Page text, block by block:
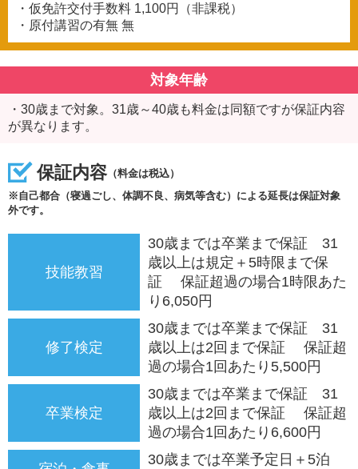
・仮免許交付手数料 1,100円（非課税）
・原付講習の有無 無
対象年齢
・30歳まで対象。31歳～40歳も料金は同額ですが保証内容
が異なります。
保証内容 （料金は税込）
※自己都合（寝過ごし、体調不良、病気等含む）による延長は保証対象
外です。
技能教習
30歳までは卒業まで保証 31
歳以上は規定＋5時限まで保
証 保証超過の場合1時限あた
り6,050円
修了検定
30歳までは卒業まで保証 31
歳以上は2回まで保証 保証超
過の場合1回あたり5,500円
卒業検定
30歳までは卒業まで保証 31
歳以上は2回まで保証 保証超
過の場合1回あたり6,600円
30歳までは卒業予定日＋5泊